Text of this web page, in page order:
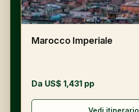
Marocco Imperiale
Da US$ 1,431 pp
Vedi itinerario